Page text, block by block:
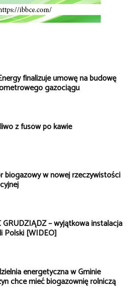
finalizuje umowę na budowę
gazociągu
z fusów po kawie
biogazowy w nowej rzeczywistości
GRUDZIĄDZ – wyjątkowa instalacja
Polski [WIDEO]
energetyczna w Gminie
chce mieć biogazownię rolniczą